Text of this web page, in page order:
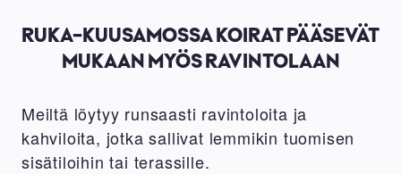
RUKA-KUUSAMOSSA KOIRAT PÄÄSEVÄT
MUKAAN MYÖS RAVINTOLAAN
Meiltä löytyy runsaasti ravintoloita ja
kahviloita, jotka sallivat lemmikin tuomisen
sisätiloihin tai terassille.